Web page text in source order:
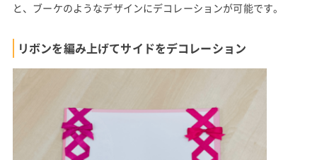
と、ブーケのようなデザインにデコレーションが可能です。
リボンを編み上げてサイドをデコレーション